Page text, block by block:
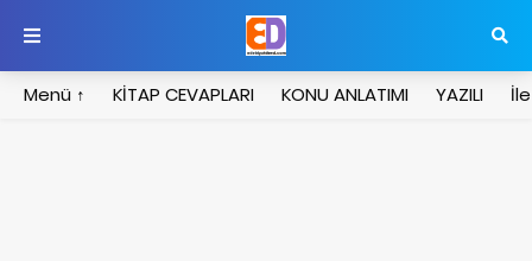
Menü ↑ KİTAP CEVAPLARI KONU ANLATIMI YAZILI